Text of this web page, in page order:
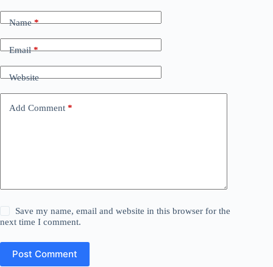
Name*
Email*
Website
Add Comment *
Save my name, email and website in this browser for the
next time I comment.
Post Comment